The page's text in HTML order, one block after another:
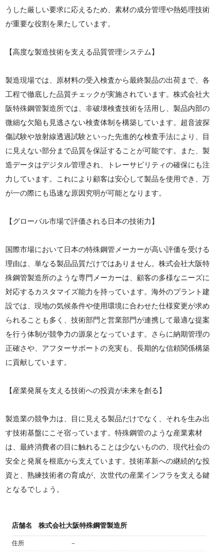
うした厳しい要求に応えるため、素材の成分管理や熱処理技術
が重要な役割を果たしています。
【高度な製造技術を支える品質管理システム】
製造現場では、原材料の受入検査から最終製品の出荷まで、各
工程で徹底した品質チェックが実施されています。株式会社大
阪特殊鋼管製造所では、非破壊検査技術を活用し、製品内部の
微細な欠陥も見逃さない検査体制を構築しています。超音波探
傷試験や放射線透過試験といった先進的な検査手法により、目
に見えない部分まで品質を保証することが可能です。また、製
造データはデジタル管理され、トレーサビリティの確保にも注
力しています。これにより顧客は安心して製品を使用でき、万
が一の際にも迅速な原因究明が可能となります。
【グローバル市場で評価される日本の技術力】
国際市場において日本の特殊鋼管メーカーが高い評価を受ける
理由は、単なる製品品質だけではありません。株式会社大阪特
殊鋼管製造所のような専門メーカーは、顧客の多様なニーズに
対応するカスタマイズ能力を持っています。海外のプラント建
設では、現地の気候条件や使用環境に合わせた仕様変更が求め
られることも多く、技術部門と営業部門が連携して最適な提案
を行う体制が競争力の源泉となっています。さらに納期管理の
正確さや、アフターサポートの充実も、長期的な信頼関係構築
に貢献しています。
【産業発展を支える技術への投資が未来を創る】
製造業の競争力は、目に見える製品だけでなく、それを生み出
す技術基盤にこそ宿っています。特殊鋼管のような産業素材
は、最終消費者の目に触れることは少ないものの、現代社会の
安全と発展を根底から支えています。技術革新への継続的な投
資と、熟練技術者の育成が、次世代の産業インフラを支える鍵
となるでしょう。
店舗名 株式会社大阪特殊鋼管製造所
住所 －